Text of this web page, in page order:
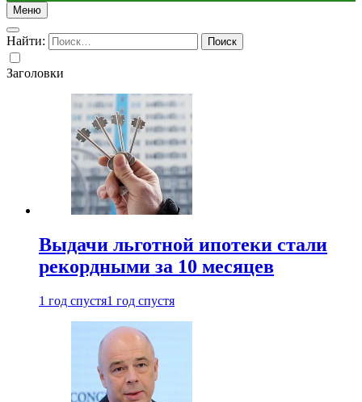
Меню
Найти:
Заголовки
Выдачи льготной ипотеки стали
рекордными за 10 месяцев
1 год спустя1 год спустя